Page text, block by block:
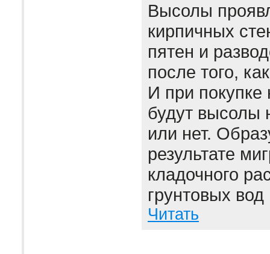
Высолы
кирпичных
пятен и
после того,
И при покупке
будут высолы
или нет.
результате
кладочного
грунтовых
Читать